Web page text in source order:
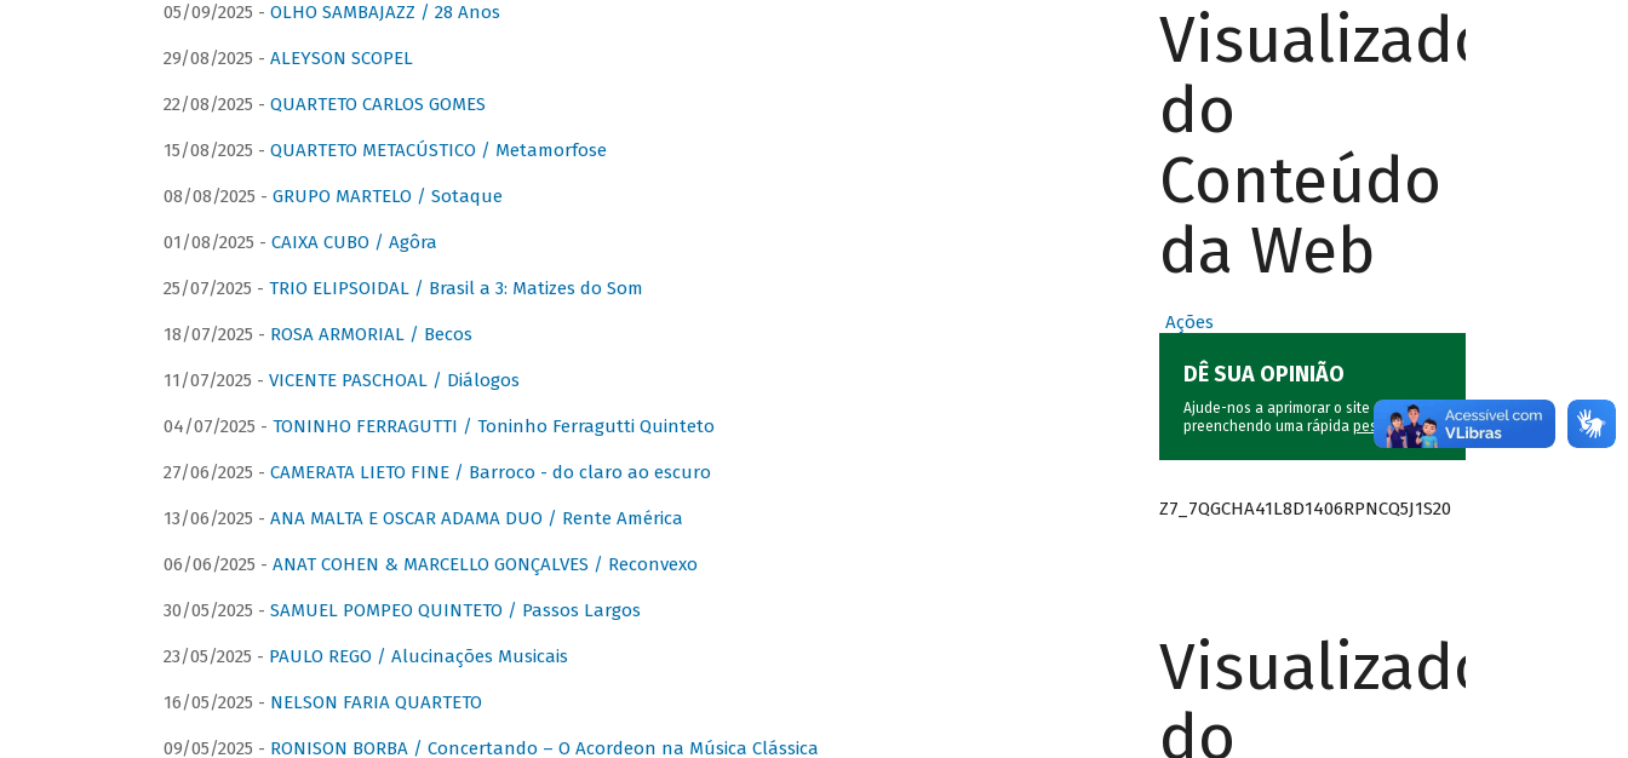
05/09/2025 - OLHO SAMBAJAZZ / 28 Anos
29/08/2025 - ALEYSON SCOPEL
22/08/2025 - QUARTETO CARLOS GOMES
15/08/2025 - QUARTETO METACÚSTICO / Metamorfose
08/08/2025 - GRUPO MARTELO / Sotaque
01/08/2025 - CAIXA CUBO / Agôra
25/07/2025 - TRIO ELIPSOIDAL / Brasil a 3: Matizes do Som
18/07/2025 - ROSA ARMORIAL / Becos
11/07/2025 - VICENTE PASCHOAL / Diálogos
04/07/2025 - TONINHO FERRAGUTTI / Toninho Ferragutti Quinteto
27/06/2025 - CAMERATA LIETO FINE / Barroco - do claro ao escuro
13/06/2025 - ANA MALTA E OSCAR ADAMA DUO / Rente América
06/06/2025 - ANAT COHEN & MARCELLO GONÇALVES / Reconvexo
30/05/2025 - SAMUEL POMPEO QUINTETO / Passos Largos
23/05/2025 - PAULO REGO / Alucinações Musicais
16/05/2025 - NELSON FARIA QUARTETO
09/05/2025 - RONISON BORBA / Concertando – O Acordeon na Música Clássica
Visualizador
do
Conteúdo
da Web
Ações
DÊ SUA OPINIÃO
Ajude-nos a aprimorar o site do BNDES
preenchendo uma rápida pesquisa.
Z7_7QGCHA41L8D1406RPNCQ5J1S20
Visualizador
do